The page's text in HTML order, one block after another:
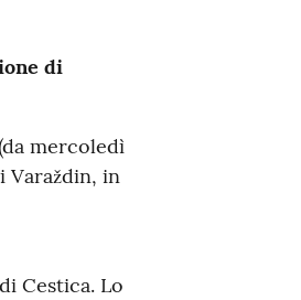
di
mercoledì
Varaždin, in
Cestica. Lo